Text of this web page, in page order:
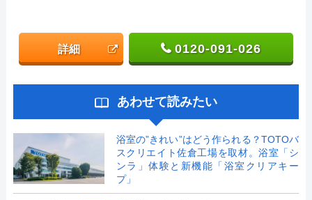
詳細 0120-091-026
あわせて読みたい
浴室の”きれい”はどう作られる？TOTOバ
スクリエイト佐倉工場を取材。浴室「シ
ンラ」体験と新機能「浴室クリアキー
プ」